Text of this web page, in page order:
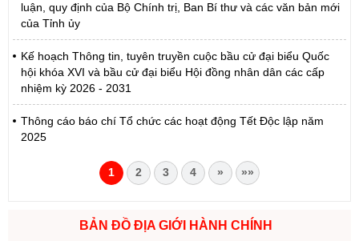
luận, quy định của Bộ Chính trị, Ban Bí thư và các văn bản mới
của Tỉnh ủy
Kế hoạch Thông tin, tuyên truyền cuộc bầu cử đại biểu Quốc
hội khóa XVI và bầu cử đại biểu Hội đồng nhân dân các cấp
nhiệm kỳ 2026 - 2031
Thông cáo báo chí Tổ chức các hoạt động Tết Độc lập năm
2025
1 2 3 4 » »»
BẢN ĐỒ ĐỊA GIỚI HÀNH CHÍNH